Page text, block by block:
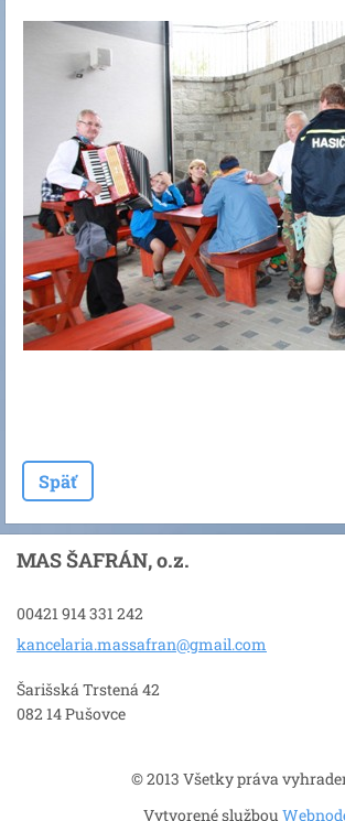
Späť
MAS ŠAFRÁN, o.z.
00421 914 331 242
kancelaria.massafran@gmail.com
Šarišská Trstená 42
082 14 Pušovce
© 2013 Všetky práva
Vytvorené službou